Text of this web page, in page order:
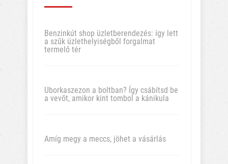
Benzinkút shop üzletberendezés: így lett
a szűk üzlethelyiségből forgalmat
termelő tér
Uborkaszezon a boltban? Így csábítsd be
a vevőt, amikor kint tombol a kánikula
Amíg megy a meccs, jöhet a vásárlás